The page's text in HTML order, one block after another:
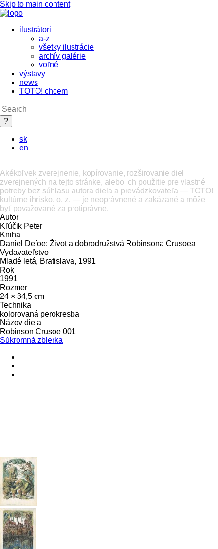
Skip to main content
ilustrátori
a-z
všetky ilustrácie
archív galérie
voľné
výstavy
news
TOTO! chcem
sk
en
Akékoľvek zverejnenie, kopírovanie, rozširovanie diel
zverejnených na tejto stránke, alebo ich použitie pre vlastné
potreby bez súhlasu autora diela a prevádzkovateľa — TOTO!
kultúrne ihrisko, o. z. — je neoprávnené a zakázané a môže
byť považované za protiprávne.
Autor
Kľúčik Peter
Kniha
Daniel Defoe: Život a dobrodružstvá Robinsona Crusoea
Vydavateľstvo
Mladé letá, Bratislava, 1991
Rok
1991
Rozmer
24 × 34,5 cm
Technika
kolorovaná perokresba
Názov diela
Robinson Crusoe 001
Súkromná zbierka